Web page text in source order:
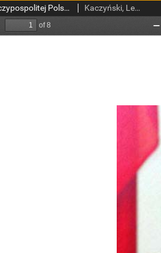
Wystąpienie Prezydenta Rzeczypospolitej Polskiej Kaczyński, Lech